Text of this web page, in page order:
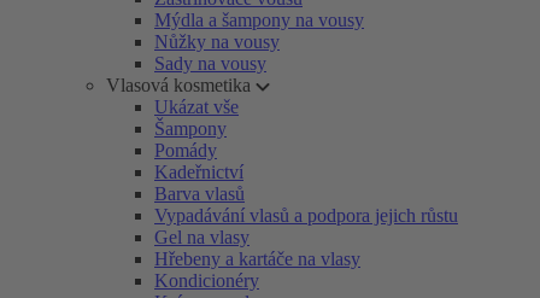
Mýdla a šampony na vousy
Nůžky na vousy
Sady na vousy
Vlasová kosmetika
Ukázat vše
Šampony
Pomády
Kadeřnictví
Barva vlasů
Vypadávání vlasů a podpora jejich růstu
Gel na vlasy
Hřebeny a kartáče na vlasy
Kondicionéry